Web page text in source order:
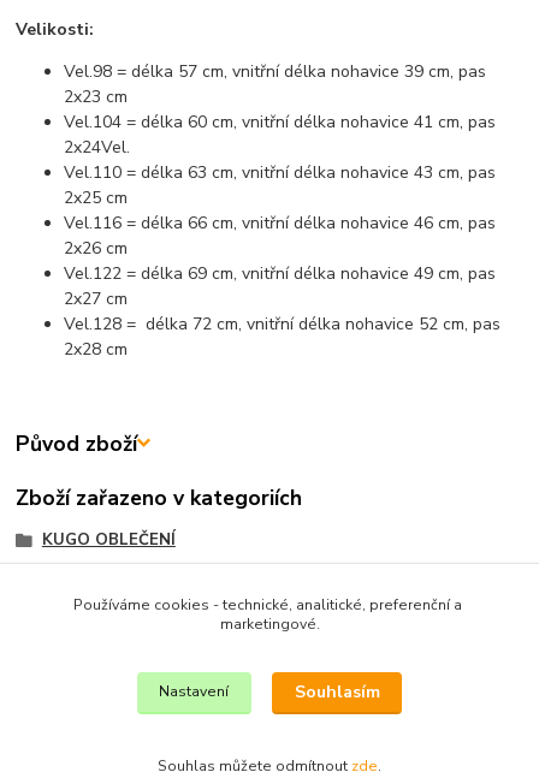
Velikosti:
Vel.98 = délka 57 cm, vnitřní délka nohavice 39 cm, pas
2x23 cm
Vel.104 = délka 60 cm, vnitřní délka nohavice 41 cm, pas
2x24Vel.
Vel.110 = délka 63 cm, vnitřní délka nohavice 43 cm, pas
2x25 cm
Vel.116 = délka 66 cm, vnitřní délka nohavice 46 cm, pas
2x26 cm
Vel.122 = délka 69 cm, vnitřní délka nohavice 49 cm, pas
2x27 cm
Vel.128 = délka 72 cm, vnitřní délka nohavice 52 cm, pas
2x28 cm
Původ zboží
Zboží zařazeno v kategoriích
KUGO OBLEČENÍ
DÍVČÍ OBLEČENÍ KUGO
Používáme cookies - technické, analitické, preferenční a
marketingové.
Nastavení Souhlasím
Souhlas můžete odmítnout zde.